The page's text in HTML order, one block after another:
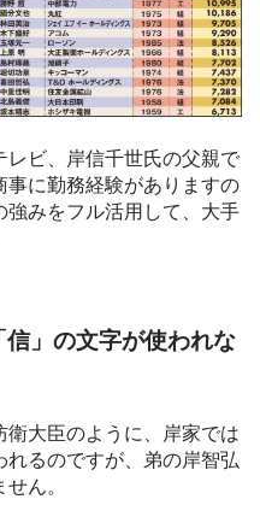
レビ、岸信千世氏の父親で
事に勤務経験がありますの
強みをフル活用して、大手
」の文字が使われな
衛大臣のように、岸家では
れるのですが、弟の岸智弘
ん。